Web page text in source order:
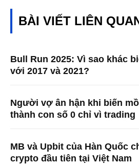
BÀI VIẾT LIÊN
Bull Run 2025: Vì sao khác
với 2017 và 2021?
Người vợ ân hận khi biến
thành con số 0 chỉ vì trading
MB và Upbit của Hàn Quốc
crypto đầu tiên tại Việt Nam